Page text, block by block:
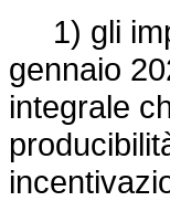
1) gli
gennaio
integrale